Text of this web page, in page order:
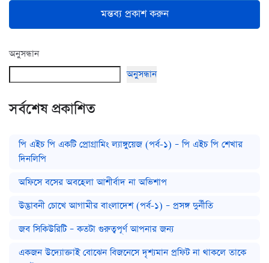
মন্তব্য প্রকাশ করুন
অনুসন্ধান
অনুসন্ধান
সর্বশেষ প্রকাশিত
পি এইচ পি একটি প্রোগ্রামিং ল্যাঙ্গুয়েজ (পর্ব-১) – পি এইচ পি শেখার
দিনলিপি
অফিসে বসের অবহেলা আশীর্বাদ না অভিশাপ
উদ্ভাবনী চোখে আগামীর বাংলাদেশ (পর্ব-১) – প্রসঙ্গ দুর্নীতি
জব সিকিউরিটি – কতটা গুরুত্বপূর্ণ আপনার জন্য
একজন উদ্যোক্তাই বোঝেন বিজনেসে দৃশ্যমান প্রফিট না থাকলে তাকে